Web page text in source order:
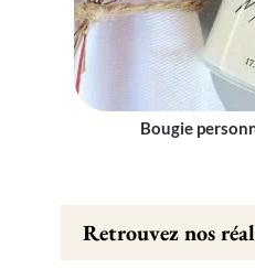
Bougie
Retrouvez nos